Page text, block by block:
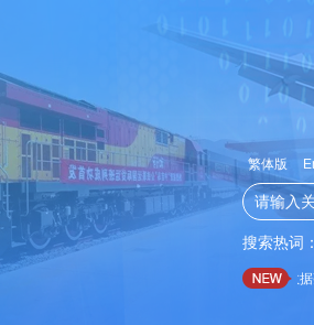
繁体版
搜索热词：
向优向好发展 甘肃上半年新质生产力发展数据亮